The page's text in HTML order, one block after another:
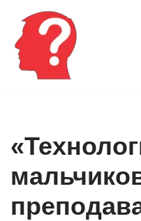
Перейти
содержимому